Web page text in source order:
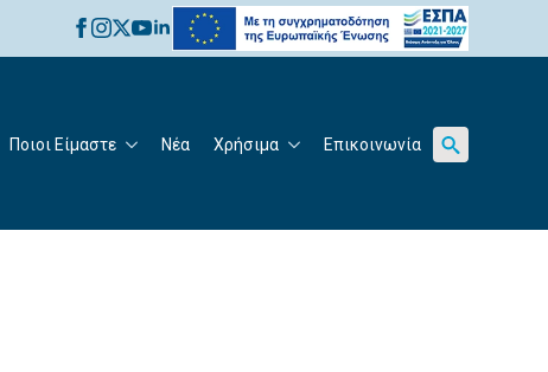
Ποιοι Είμαστε Νέα Χρήσιμα Επικοινωνία
for: